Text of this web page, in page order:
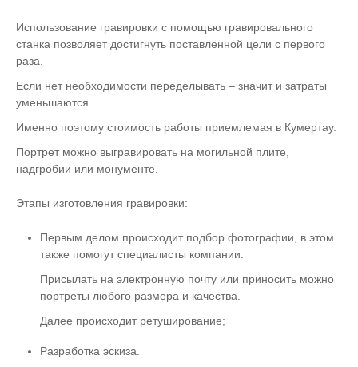
Использование гравировки с помощью гравировального
станка позволяет достигнуть поставленной цели с первого
раза.
Если нет необходимости переделывать – значит и затраты
уменьшаются.
Именно поэтому стоимость работы приемлемая в Кумертау.
Портрет можно выгравировать на могильной плите,
надгробии или монументе.
Этапы изготовления гравировки:
Первым делом происходит подбор фотографии, в этом
также помогут специалисты компании.
Присылать на электронную почту или приносить можно
портреты любого размера и качества.
Далее происходит ретуширование;
Разработка эскиза.